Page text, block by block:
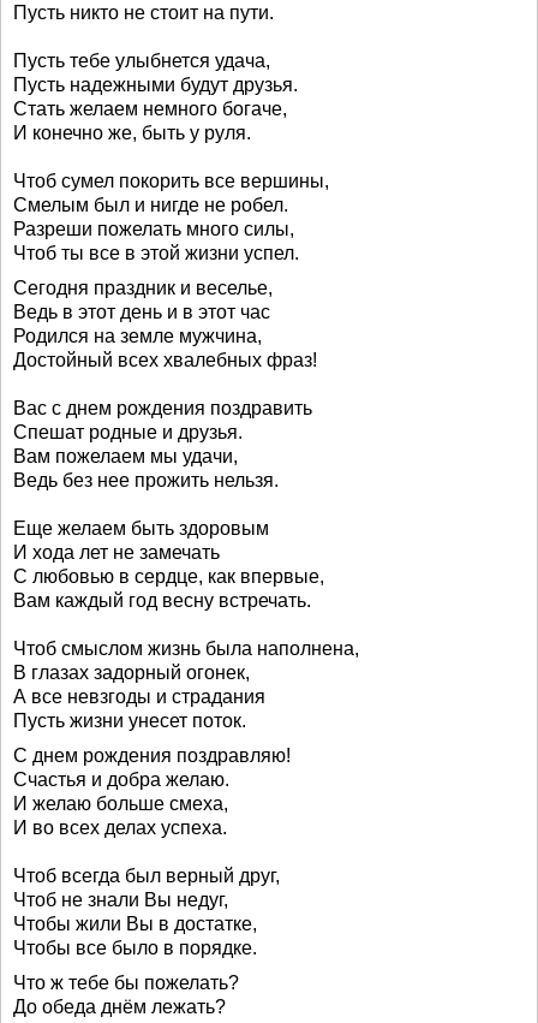
Пусть никто не стоит на пути.
Пусть тебе улыбнется удача,
Пусть надежными будут друзья.
Стать желаем немного богаче,
И конечно же, быть у руля.
Чтоб сумел покорить все вершины,
Смелым был и нигде не робел.
Разреши пожелать много силы,
Чтоб ты все в этой жизни успел.
Сегодня праздник и веселье,
Ведь в этот день и в этот час
Родился на земле мужчина,
Достойный всех хвалебных фраз!
Вас с днем рождения поздравить
Спешат родные и друзья.
Вам пожелаем мы удачи,
Ведь без нее прожить нельзя.
Еще желаем быть здоровым
И хода лет не замечать
С любовью в сердце, как впервые,
Вам каждый год весну встречать.
Чтоб смыслом жизнь была наполнена,
В глазах задорный огонек,
А все невзгоды и страдания
Пусть жизни унесет поток.
С днем рождения поздравляю!
Счастья и добра желаю.
И желаю больше смеха,
И во всех делах успеха.
Чтоб всегда был верный друг,
Чтоб не знали Вы недуг,
Чтобы жили Вы в достатке,
Чтобы все было в порядке.
Что ж тебе бы пожелать?
До обеда днём лежать?